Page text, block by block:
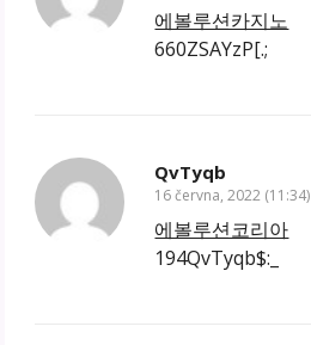
에볼루션카지노
660ZSAYzP[.;
QvTyqb
16 června, 2022 (11:34)
에볼루션코리아
194QvTyqb$:_